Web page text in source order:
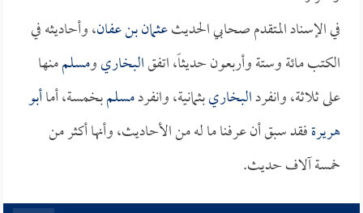
في الإسناد المتقدم صحابي الحديثعثمان بن عفان، وأحاديثه في
الكتب مائة وستة وأربعون حديثاً، اتفقالبخاريومسلممنها
على ثلاثة، وانفردالبخاريبثمانية، وانفردمسلمبخمسة، أماأبو
هريرةفقد سبق أن عرفنا ما له من الأحاديث، وأنها أكثر من
خمسة آلاف حديث.